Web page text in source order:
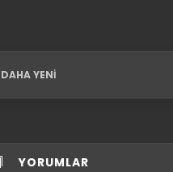
DAHA YENI
YORUMLAR